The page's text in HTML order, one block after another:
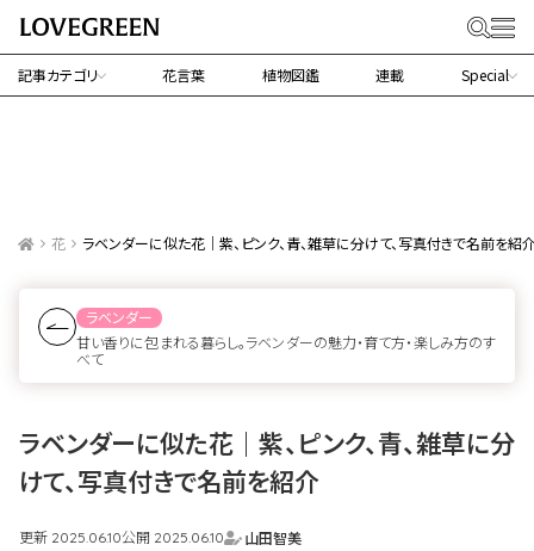
記事カテゴリ 花言葉 植物図鑑 連載 Special
花 ラベンダーに似た花｜紫、ピンク、青、雑草に分けて、写真付きで名前を紹
ラベンダー
甘い香りに包まれる暮らし。ラベンダーの魅力・育て方・楽しみ方のす
べて
ラベンダーに似た花｜紫、ピンク、青、雑草に分
けて、写真付きで名前を紹介
更新 2025.06.10公開 2025.06.10
山田智美